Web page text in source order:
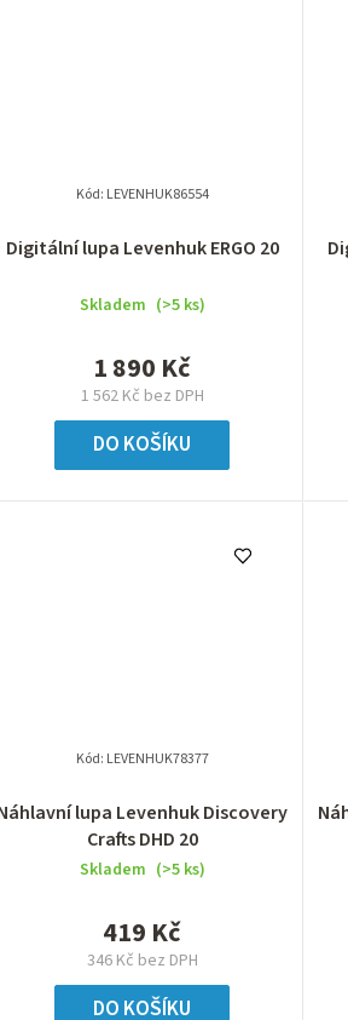
Digitální lupa Levenhuk ERGO 20
Skladem (>5 ks)
1 562 Kč bez DPH
1 890 Kč
DO KOŠÍKU
Kód: LEVENHUK86554
lupa Levenhuk Discovery
Crafts DHD 20
Skladem (>5 ks)
346 Kč bez DPH
419 Kč
DO KOŠÍKU
Kód: LEVENHUK78377